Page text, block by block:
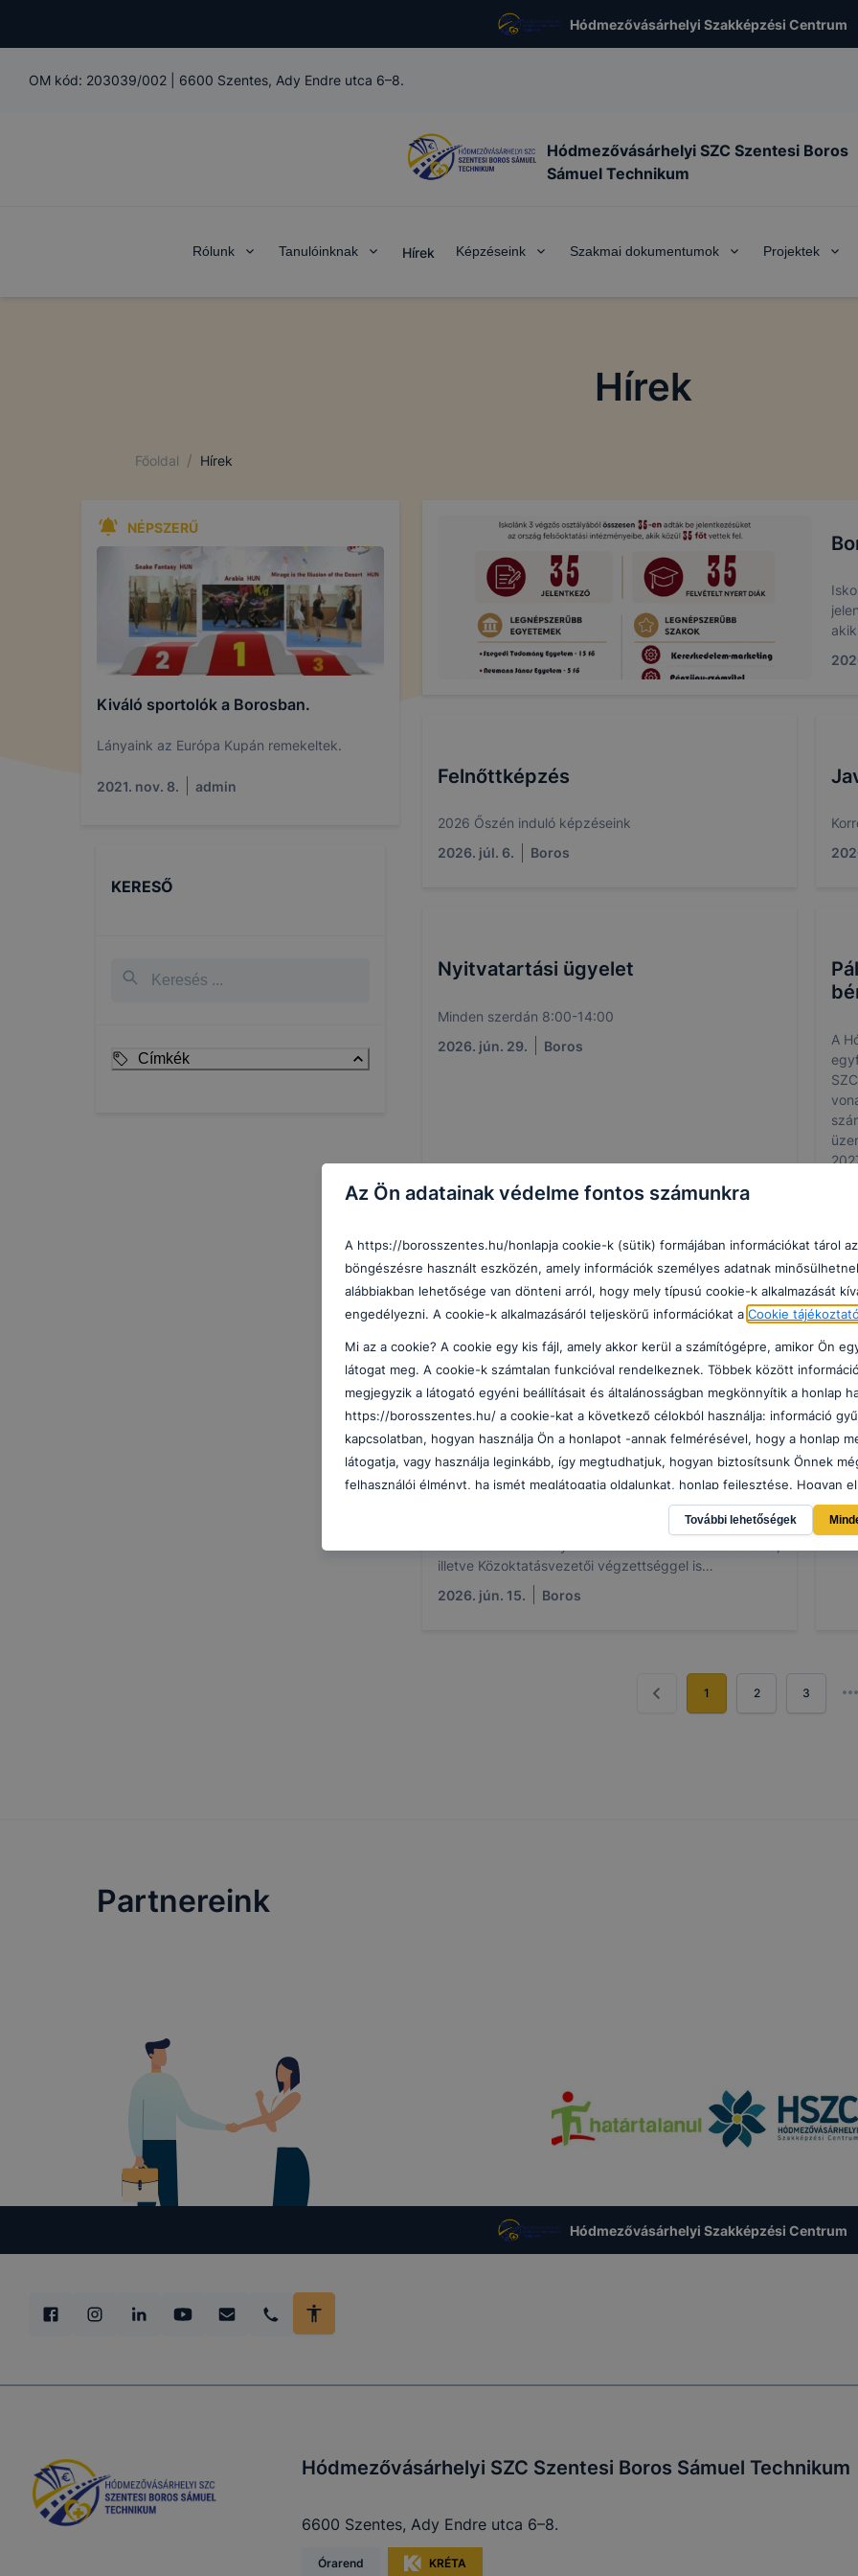
Hódmezővásárhelyi Szakképzési Centrum
OM kód: 203039/002 6600 Szentes, Ady Endre utca 6–8.
Hódmezővásárhelyi SZC Szentesi Boros
Sámuel Technikum
Rólunk Tanulóinknak Hírek Képzéseink Szakmai dokumentumok Projektek
Hírek
Főoldal / Hírek
NÉPSZERŰ
Kiváló sportolók a Borosban.
Lányaink az Európa Kupán remekeltek.
2021. nov. 8. admin
KERESŐ
Címkék
Felnőttképzés
2026 Őszén induló képzéseink
2026. júl. 6.
Boros
Nyitvatartási ügyelet
Minden szerdán 8:00-14:00
2026. jún. 29.
Boros
A
az
Iskolánk oktatója, Bánszki Zsuzsanna
pedagógusnap alkalmából
„Kiválósági Díj” az oktató-nevelő
munkáért kitüntetés" elismerésben
részesült.
Bánszki Zsuzsanna magyar-történelem-könyvtár
szakos oktató 26 éve dolgozik intézményünkben.
Könyvtáros tanári feladatot látott el 2000 és 2012
között, 2010-től magyartanárként, majd 2012-től
2024-ig igazgatóhelyettesként és jelenleg is
illetve Közoktatásvezetői végzettséggel is
rendelkezik, valamint tudásának fejlesztése céljából
folyamatosan továbbképzéseken vesz részt.
2026. jún. 15. Boros
és
1 2 3
Partnereink
Hódmezővásárhelyi Szakképzési Centrum
Hódmezővásárhelyi SZC Szentesi Boros Sámuel Technikum
6600 Szentes, Ady Endre utca 6–8.
Órarend KRÉTA
Az Ön adatainak védelme fontos számunkra
A https://borosszentes.hu/honlapja cookie-k (sütik) formájában információkat tárol
böngészésre használt eszközén, amely információk személyes adatnak
alábbiakban lehetősége van dönteni arról, hogy mely típusú cookie-k alkalmazását
engedélyezni. A cookie-k alkalmazásáról teljeskörű információkat a Cookie
Mi az a cookie? A cookie egy kis fájl, amely akkor kerül a számítógépre, amikor Ön
látogat meg. A cookie-k számtalan funkcióval rendelkeznek. Többek között
megjegyzik a látogató egyéni beállításait és általánosságban megkönnyítik a honlap
https://borosszentes.hu/ a cookie-kat a következő célokból használja: információ
kapcsolatban, hogyan használja Ön a honlapot -annak felmérésével, hogy a honlap
látogatja, vagy használja leginkább, így megtudhatjuk, hogyan biztosítsunk Önnek
felhasználói élményt, ha ismét meglátogatja oldalunkat, honlap fejlesztése. Hogyan
hogyan tudja kikapcsolni a cookie-kat? Minden modern böngésző engedélyezi a
beállításának a változtatását. A legtöbb böngésző alapértelmezettként automatikusan
cookie-kat, de ezek általában megváltoztathatók. Felhívjuk figyelmét, hogy mivel a
honlapunk használhatóságának és folyamatainak megkönnyítése vagy lehetővé
alkalmazásának megakadályozása vagy törlése által előfordulhat, hogy felhasználóink
További lehetőségek